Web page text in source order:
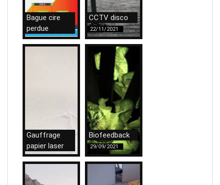
Bague cire
perdue
09/12/2021
CCTV disco
22/11/2021
Gauffrage
papier laser
12/10/2021
Biofeedback
29/09/2021